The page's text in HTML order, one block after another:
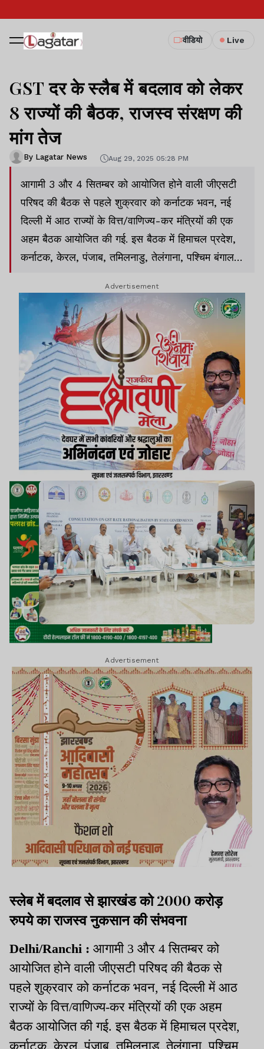
वीडियो Live
GST दर के स्लैब में बदलाव को लेकर
8 राज्यों की बैठक, राजस्व संरक्षण की
मांग तेज
By Lagatar News Aug 29, 2025 05:28 PM
आगामी 3 और 4 सितम्बर को आयोजित होने वाली जीएसटी
परिषद की बैठक से पहले शुक्रवार को कर्नाटक भवन, नई
दिल्ली में आठ राज्यों के वित्त/वाणिज्य-कर मंत्रियों की एक
अहम बैठक आयोजित की गई. इस बैठक में हिमाचल प्रदेश,
कर्नाटक, केरल, पंजाब, तमिलनाडु, तेलंगाना, पश्चिम बंगाल
Advertisement
Advertisement
स्लेब में बदलाव से झारखंड को 2000 करोड़
रुपये का राजस्व नुकसान की संभवना
Delhi/Ranchi : आगामी 3 और 4 सितम्बर को
आयोजित होने वाली जीएसटी परिषद की बैठक से
पहले शुक्रवार को कर्नाटक भवन, नई दिल्ली में आठ
राज्यों के वित्त/वाणिज्य-कर मंत्रियों की एक अहम
बैठक आयोजित की गई. इस बैठक में हिमाचल प्रदेश,
कर्नाटक, केरल, पंजाब, तमिलनाडु, तेलंगाना, पश्चिम